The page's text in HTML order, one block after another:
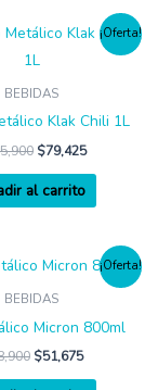
¡Oferta!
BEBIDAS
Klak Chili 1L
$79,425
al carrito
¡Oferta!
BEBIDAS
Micron 800ml
$51,675